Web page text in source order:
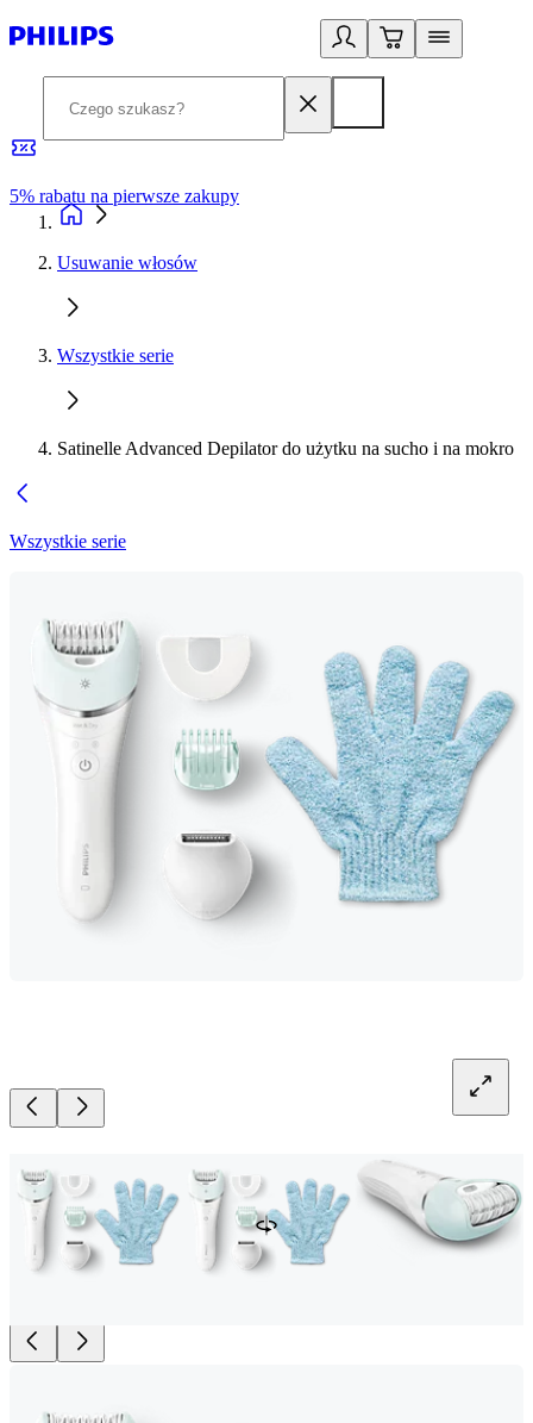
5% rabatu na pierwsze zakupy
Usuwanie włosów
Wszystkie serie
Satinelle Advanced Depilator do użytku na sucho i na mokro
Wszystkie serie